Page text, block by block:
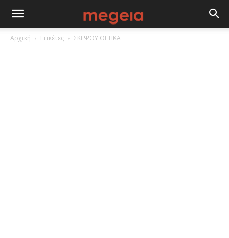
Αρχική Ετικέτες ΣΚΕΨΟΥ ΘΕΤΙΚΑ